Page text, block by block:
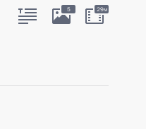
5 29м